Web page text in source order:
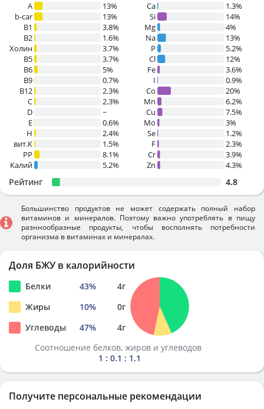
A
13%
b-car
13%
В1
3.8%
B2
1.6%
Холин
3.7%
B5
3.7%
B6
5%
B9
0.7%
B12
2.3%
C
2.3%
D
~
E
0.6%
H
2.4%
вит.К
1.5%
PP
8.1%
Калий
5.2%
Ca
1.3%
Si
14%
Mg
4%
Na
13%
P
5.2%
Cl
12%
Fe
3.6%
I
0.9%
Co
20%
Mn
6.2%
Cu
7.5%
Mo
3%
Se
1.2%
F
2.3%
Cr
3.9%
Zn
4.3%
Рейтинг 4.8
Большинство продуктов не может содержать полный набор
витаминов и минералов. Поэтому важно употреблять в пищу
разннообразные продукты, чтобы восполнять потребности
организма в витаминах и минералах.
Доля БЖУ в калорийности
Белки 43% 4г
Жиры
10% 0г
Углеводы
47% 4г
Соотношение белков, жиров и углеводов
1 : 0.1 : 1.1
Получите персональные рекомендации